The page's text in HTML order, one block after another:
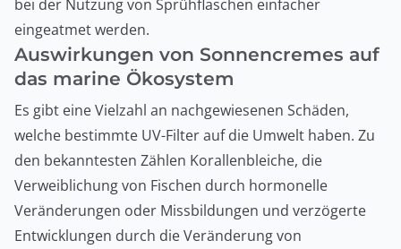
bei der Nutzung von Sprühflaschen einfacher
eingeatmet werden.
Auswirkungen von Sonnencremes auf
das marine Ökosystem
Es gibt eine Vielzahl an nachgewiesenen Schäden,
welche bestimmte UV-Filter auf die Umwelt haben. Zu
den bekanntesten Zählen Korallenbleiche, die
Verweiblichung von Fischen durch hormonelle
Veränderungen oder Missbildungen und verzögerte
Entwicklungen durch die Veränderung von